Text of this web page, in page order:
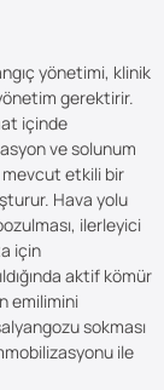
yönetimi, klinik
gerektirir.
içinde
ve solunum
mevcut etkili bir
Hava yolu
ilerleyici
için
aktif kömür
emilimini
sokması
ile